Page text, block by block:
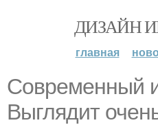
ДИЗАЙН
главная
Современный
Выглядит